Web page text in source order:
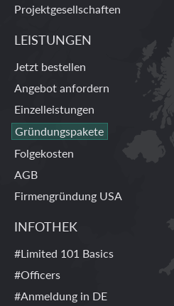
Projektgesellschaften
LEISTUNGEN
Jetzt bestellen
Angebot anfordern
Einzelleistungen
Gründungspakete
Folgekosten
AGB
Firmengründung USA
INFOTHEK
#Limited 101 Basics
#Officers
#Anmeldung in DE